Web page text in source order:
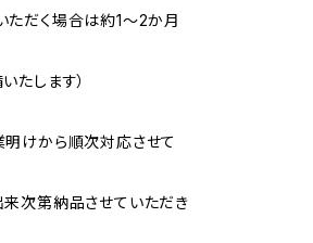
ただく場合は約1〜2か月
たします）
明けから順次対応させて
来次第納品させていただき